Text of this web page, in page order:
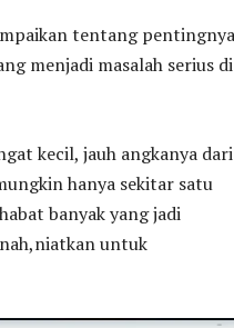
tentang pentingnya
menjadi masalah serius di
kecil, jauh angkanya dari
hanya sekitar satu
banyak yang jadi
untuk